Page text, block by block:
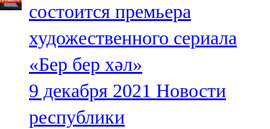
состоится премьера
художественного сериала
«Бер бер хәл»
9 декабря 2021 Новости
республики